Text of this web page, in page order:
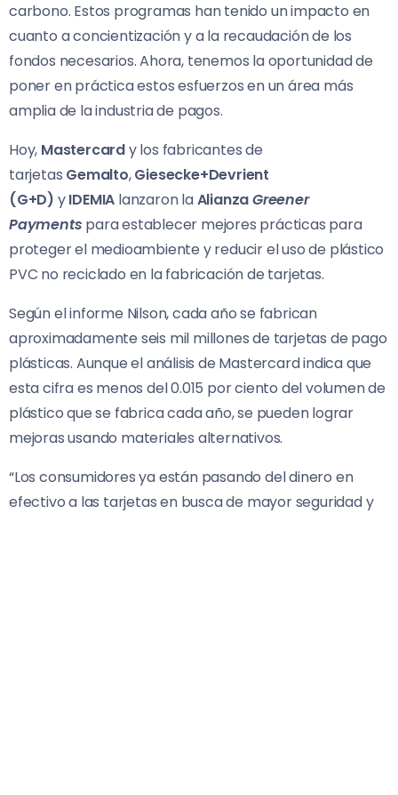
carbono. Estos programas han tenido un impacto en
cuanto a concientización y a la recaudación de los
fondos necesarios. Ahora, tenemos la oportunidad de
poner en práctica estos esfuerzos en un área más
amplia de la industria de pagos.
Hoy, Mastercardy los fabricantes de
tarjetas Gemalto,Giesecke+Devrient
(G+D) yIDEMIA lanzaron laAlianzaGreener
Payments para establecer mejores prácticas para
proteger el medioambiente y reducir el uso de plástico
PVC no reciclado en la fabricación de tarjetas.
Según el informe Nilson, cada año se fabrican
aproximadamente seis mil millones de tarjetas de pago
plásticas. Aunque el análisis de Mastercard indica que
esta cifra es menos del 0.015 por ciento del volumen de
plástico que se fabrica cada año, se pueden lograr
mejoras usando materiales alternativos.
“Los consumidores ya están pasando del dinero en
efectivo a las tarjetas en busca de mayor seguridad y